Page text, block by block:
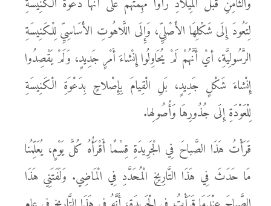
وَالثَّامِنِ قَبْلَ الْمِيلادِ رَأَوْا مُهِمَّتَهُمْ عَلَى أَنَّهَا دَعْوَةُ الْكَنِيسَةِ
لِتَعُودَ إِلَى شَكْلِهَا الأَصْلِيِّ، وَإِلَى اللَّاهُوتِ الأَسَاسِيِّ لِلْكَنِيسَةِ
الرَّسُولِيَّةِ، أيْ أَنَّهُمْ لَمْ يُحَاوِلُوا إِنْشاءَ أَمْرٍ جَدِيدٍ، وَلَمْ يَقْصِدُوا
إِنْشاءَ شَكْلٍ جَدِيدٍ، بَلِ الْقِيامَ بِإِصْلاحٍ بِدَعْوَةِ الْكَنِيسَةِ
لِلْعَوْدَةِ إِلَى جُذُورِهَا وَأُصُولِها.
قَرَأْتُ هَذَا الصَّباحَ فِي الْجَرِيدَةِ قِسْمًا أَقْرَأُهُ كُلَّ يَوْمٍ، يُعَلِّمُنا
مَا حَدَثَ فِي هَذَا التَّارِيخِ الْمُحَدَّدِ فِي الْمَاضِي. وَلَفَتَنِي هَذَا